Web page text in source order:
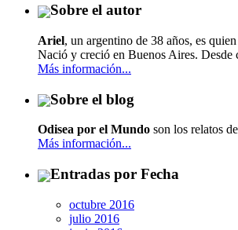
Sobre el autor
Ariel, un argentino de 38 años, es
Nació y creció en Buenos Aires. Desde
Más información...
Sobre el blog
Odisea por el Mundo son los relatos
Más información...
Entradas por Fecha
octubre 2016
julio 2016